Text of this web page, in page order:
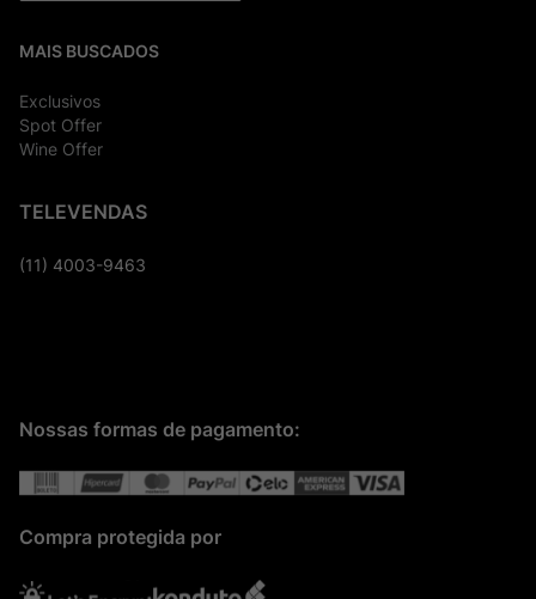
MAIS BUSCADOS
Exclusivos
Spot Offer
Wine Offer
TELEVENDAS
(11) 4003-9463
Nossas formas de pagamento:
Compra protegida por